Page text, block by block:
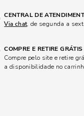
CENTRAL DE
Via chat, de segunda a
COMPRE E RETIRE GRÁTIS
Compre pelo site e retire
a disponibilidade no